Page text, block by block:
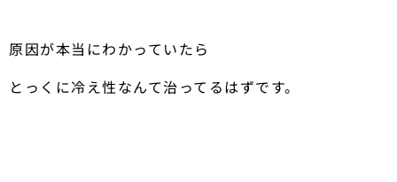
原因が本当にわかっていたら
とっくに冷え性なんて治ってるはずです。